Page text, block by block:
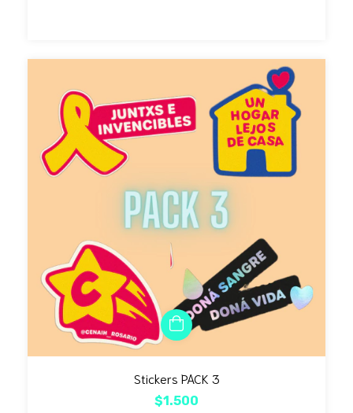
Stickers PACK 3
$1.500